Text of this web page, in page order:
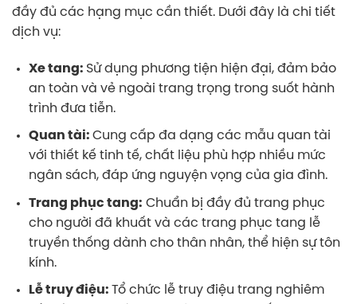
đầy đủ các hạng mục cần thiết. Dưới đây là chi tiết
dịch vụ:
Xe tang: Sử dụng phương tiện hiện đại, đảm bảo
an toàn và vẻ ngoài trang trọng trong suốt hành
trình đưa tiễn.
Quan tài: Cung cấp đa dạng các mẫu quan tài
với thiết kế tinh tế, chất liệu phù hợp nhiều mức
ngân sách, đáp ứng nguyện vọng của gia đình.
Trang phục tang: Chuẩn bị đầy đủ trang phục
cho người đã khuất và các trang phục tang lễ
truyền thống dành cho thân nhân, thể hiện sự tôn
kính.
Lễ truy điệu: Tổ chức lễ truy điệu trang nghiêm